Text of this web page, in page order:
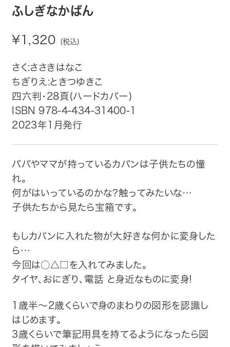
絵本・児童書
ビジネス・経営・情報
写真集
電子書籍
トップ
自費出版したい方
メディア紹介
購入方法
ふしぎなかばん
¥1,320 (税込)
さく:ささきはなこ
ちぎりえ:ときつゆきこ
四六判・28頁(ハードカバー)
ISBN 978-4-434-31400-1
2023年1月発行
パパやママが持っているカバンは子供たちの憧
れ。
何がはいっているのかな?触ってみたいな…
子供たちから見たら宝箱です。
もしカバンに入れた物が大好きな何かに変身した
ら…
今回は○△□を入れてみました。
タイヤ、おにぎり、電話 と身近なものに変身!
1歳半～2歳くらいで身のまわりの図形を認識し
はじめます。
3歳くらいで筆記用具を持てるようになったら図